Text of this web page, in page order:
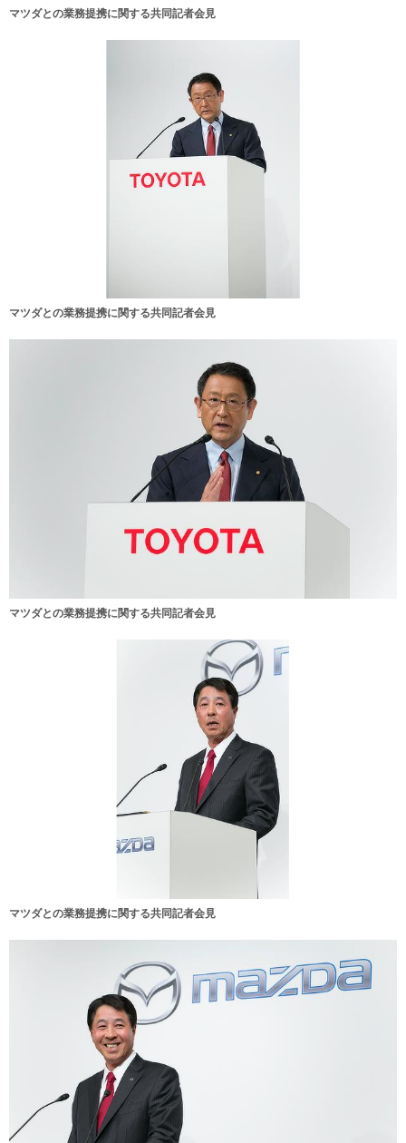
マツダとの業務提携に関する共同記者会見
マツダとの業務提携に関する共同記者会見
マツダとの業務提携に関する共同記者会見
マツダとの業務提携に関する共同記者会見